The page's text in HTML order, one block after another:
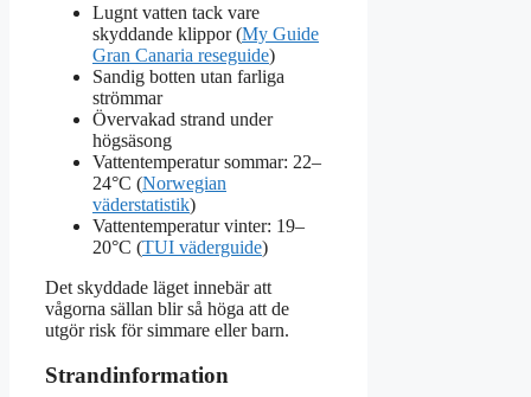
Lugnt vatten tack vare
skyddande klippor (My Guide
Gran Canaria reseguide)
Sandig botten utan farliga
strömmar
Övervakad strand under
högsäsong
Vattentemperatur sommar: 22–
24°C (Norwegian
väderstatistik)
Vattentemperatur vinter: 19–
20°C (TUI väderguide)
Det skyddade läget innebär att
vågorna sällan blir så höga att de
utgör risk för simmare eller barn.
Strandinformation